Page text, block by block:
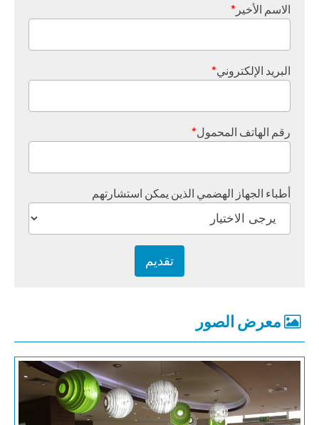
الاسم الأخير *
البريد الإلكتروني*
رقم الهاتف المحمول*
أطباء الجهاز الهضمي الذين يمكن استشارتهم
معرض الصور